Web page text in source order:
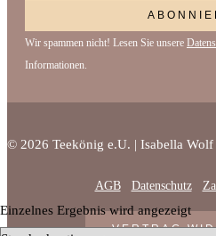
Einzelnes Ergebnis wird angezeigt
Wir spammen nicht! Lesen Sie unsere
Informationen.
© 2026 Teekönig e.U. | Isabella Wolf
AGB Datenschutz
VERTRAG